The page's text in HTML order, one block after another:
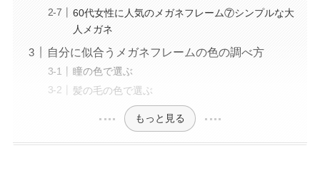
60代女性に人気のメガネフレーム⑦シンプルな大
人メガネ
自分に似合うメガネフレームの色の調べ方
瞳の色で選ぶ
髪の毛の色で選ぶ
もっと見る